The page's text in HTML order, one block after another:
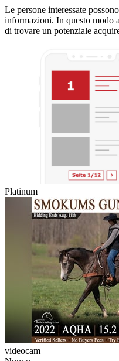
Le persone interessate
informazioni. In questo modo
di trovare un potenziale
Platinum
videocam